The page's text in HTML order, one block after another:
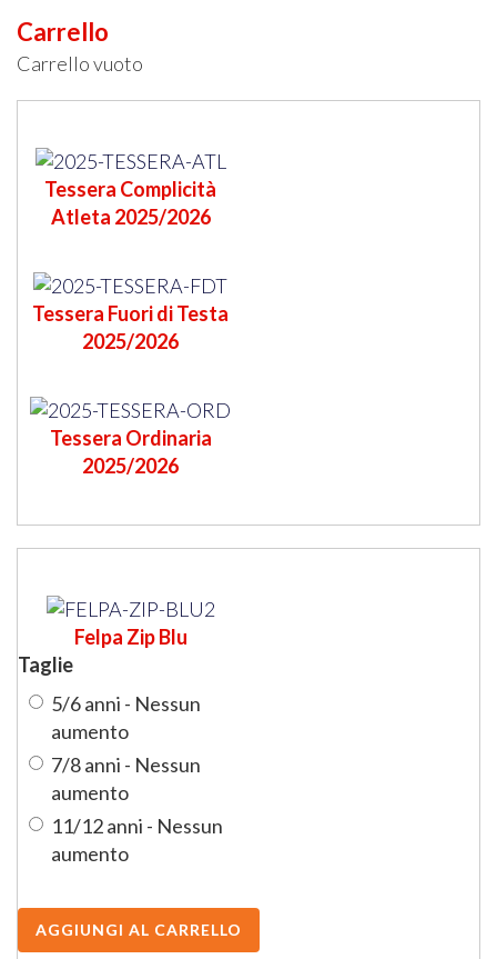
Carrello
Carrello vuoto
Tessera Complicità
Atleta 2025/2026
Tessera Fuori di Testa
2025/2026
Tessera Ordinaria
2025/2026
Felpa Zip Blu
Taglie
5/6 anni - Nessun
aumento
7/8 anni - Nessun
aumento
11/12 anni - Nessun
aumento